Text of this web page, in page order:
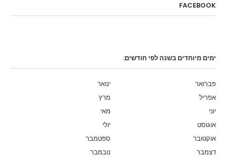
FACEBOOK
ימים מיוחדים בשנה לפי חודשים:
ינואר
פברואר
מרץ
אפריל
מאי
יוני
יולי
אוגוסט
ספטמבר
אוקטובר
נובמבר
דצמבר